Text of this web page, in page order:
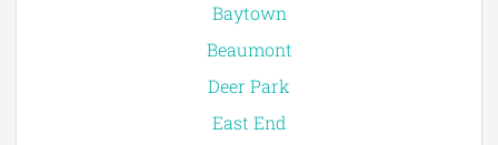
Baytown
Beaumont
Deer Park
East End